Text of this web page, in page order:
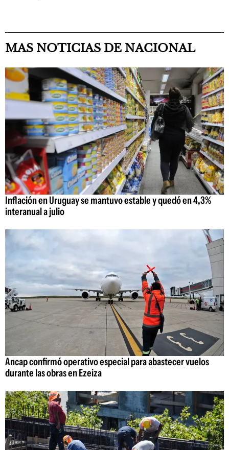
MAS NOTICIAS DE NACIONAL
Inflación en Uruguay se mantuvo estable y quedó en 4,3%
interanual a julio
Ancap confirmó operativo especial para abastecer vuelos
durante las obras en Ezeiza